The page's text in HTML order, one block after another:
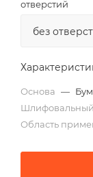
отверстий
Основа —
Область